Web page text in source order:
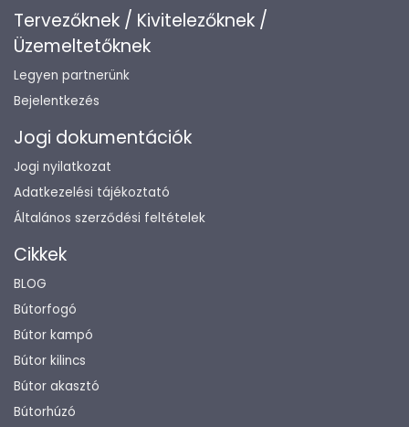
Tervezőknek / Kivitelezőknek /
Üzemeltetőknek
Legyen partnerünk
Bejelentkezés
Jogi dokumentációk
Jogi nyilatkozat
Adatkezelési tájékoztató
Általános szerződési feltételek
Cikkek
BLOG
Bútorfogó
Bútor kampó
Bútor kilincs
Bútor akasztó
Bútorhúzó